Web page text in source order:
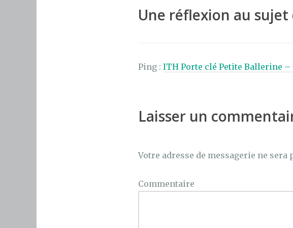
o
Une réflexion au sujet
Ping : ITH Porte clé Petite Ballerine
Laisser un
Votre adresse de messagerie ne sera
Commentaire